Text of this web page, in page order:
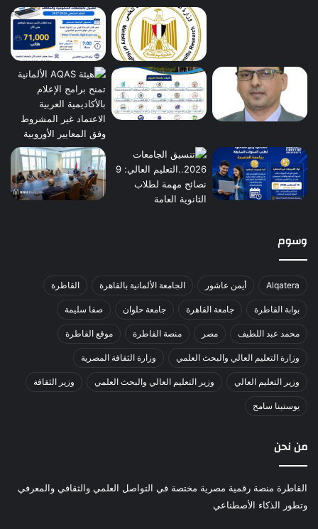
وسوم
Alqatera أيمن عاشور الجامعة الألمانية بالقاهرة القاطرة
بوابة القاطرة جامعة القاهرة جامعة حلوان صفا سليمة
محمد عبد اللطيف مصر منصة القاطرة موقع القاطرة
وزارة التعليم العالي والبحث العلمي وزارة الثقافة المصرية
وزير التعليم العالي وزير التعليم العالي والبحث العلمي وزير الثقافة
يوستينا سامح
من نحن
القاطرة منصة رقمية مصرية مختصة في التواصل العلمي والثقافي والمعرفي
وتطور الذكاء الأصطناعي